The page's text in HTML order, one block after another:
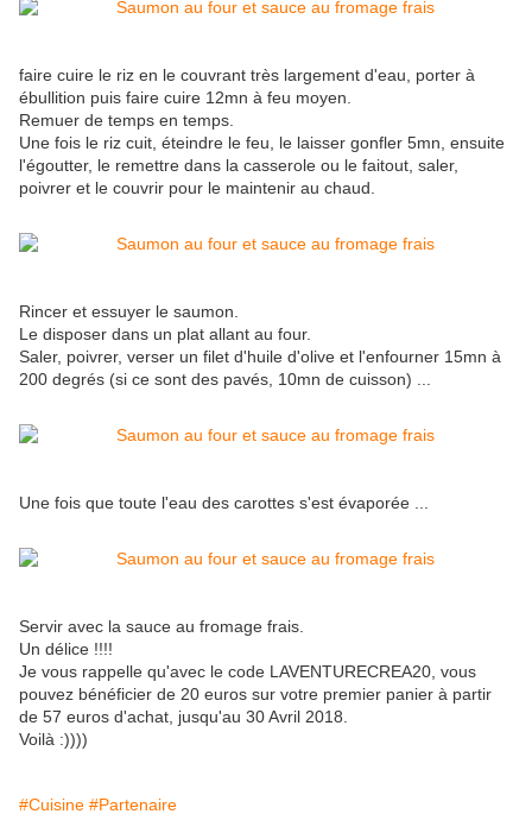
faire cuire le riz en le couvrant très largement d'eau, porter à
ébullition puis faire cuire 12mn à feu moyen.
Remuer de temps en temps.
Une fois le riz cuit, éteindre le feu, le laisser gonfler 5mn, ensuite
l'égoutter, le remettre dans la casserole ou le faitout, saler,
poivrer et le couvrir pour le maintenir au chaud.
Rincer et essuyer le saumon.
Le disposer dans un plat allant au four.
Saler, poivrer, verser un filet d'huile d'olive et l'enfourner 15mn à
200 degrés (si ce sont des pavés, 10mn de cuisson) ...
Une fois que toute l'eau des carottes s'est évaporée ...
Servir avec la sauce au fromage frais.
Un délice !!!!
Je vous rappelle qu'avec le code LAVENTURECREA20, vous
pouvez bénéficier de 20 euros sur votre premier panier à partir
de 57 euros d'achat, jusqu'au 30 Avril 2018.
Voilà :))))
#Cuisine #Partenaire